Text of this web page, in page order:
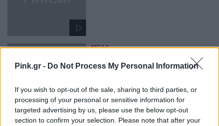
Pink.gr - Do Not Process My Personal Information
If you wish to opt-out of the sale, sharing to third parties, or
processing of your personal or sensitive information for
targeted advertising by us, please use the below opt-out
section to confirm your selection. Please note that after your
ΜΌΔΑ
Oι πασαρέλες πλέον είναι
γεμάτες από plus size μοντέλα